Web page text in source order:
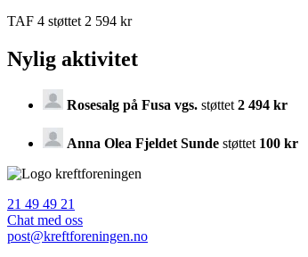
TAF 4 støttet 2 594 kr
Nylig aktivitet
Rosesalg på Fusa vgs. støttet 2 494 kr
Anna Olea Fjeldet Sunde støttet 100 kr
21 49 49 21
Chat med oss
post@kreftforeningen.no